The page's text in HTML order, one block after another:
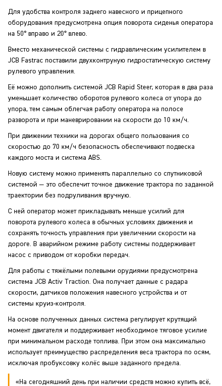
Для удобства контроля заднего навесного и прицепного
оборудования предусмотрена опция поворота сиденья оператора
на 50° вправо и 20° влево.
Вместо механической системы с гидравлическим усилителем в
JCB Fastrac поставили двухконтруную гидростатическую систему
рулевого управления.
Её можно дополнить системой JCB Rapid Steer, которая в два раза
уменьшает количество оборотов рулевого колеса от упора до
упора, тем самым облегчая работу оператора на полосе
разворота и при маневрировании на скорости до 10 км/ч.
При движении техники на дорогах общего пользования со
скоростью до 70 км/ч безопасность обеспечивают подвеска
каждого моста и система ABS.
Новую систему можно применять параллельно со спутниковой
системой — это обеспечит точное движение трактора по заданной
траектории без подруливания вручную.
С ней оператор может прикладывать меньше усилий для
поворота рулевого колеса в обычных условиях движения и
сохранять точность управления при увеличении скорости на
дороге. В аварийном режиме работу системы поддерживает
насос с приводом от коробки передач.
Для работы с тяжёлыми полевыми орудиями предусмотрена
система JCB Activ Traction. Она получает данные с радара
скорости, датчиков положения навесного устройства и от
системы круиз-контроля.
На основе полученных данных система регулирует крутящий
момент двигателя и поддерживает необходимое тяговое усилие
при минимальном расходе топлива. При этом она максимально
использует преимущество распределения веса трактора по осям,
исключая пробуксовку колёс выше заданного предела.
«На сегодняшний день при наличии средств можно купить всё,